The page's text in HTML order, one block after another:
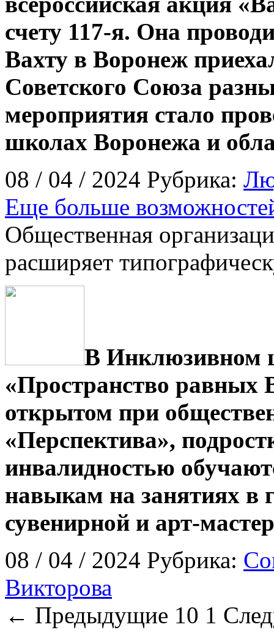
счету 117-я. Она
Вахту в Воронеж
Советского Союза
мероприятия стало
школах Воронежа и
08 / 04 / 2024 Рубрика:
Еще больше
Общественная
расширяет
В Инклюзивном
«Пространство
открытом при
«Перспектива»,
инвалидностью
навыкам на занятиях в
сувенирной и арт-
08 / 04 / 2024 Рубрика:
Викторова
← Предыдущие 10 1